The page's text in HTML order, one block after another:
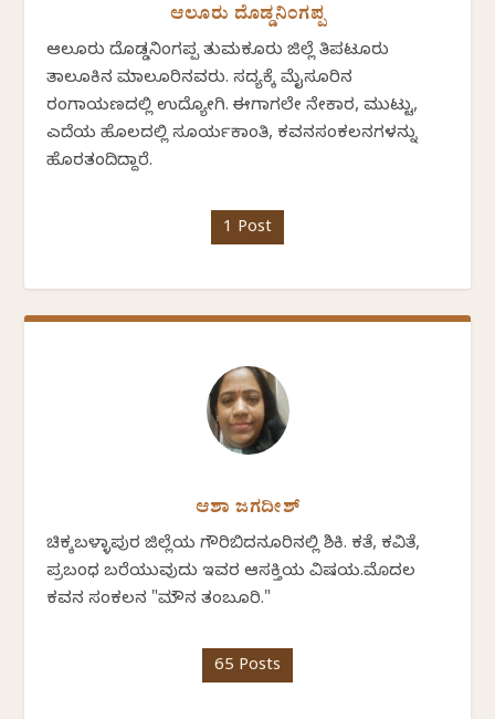
ಆಲೂರು ದೊಡ್ಡನಿಂಗಪ್ಪ
ಆಲೂರು ದೊಡ್ಡನಿಂಗಪ್ಪ ತುಮಕೂರು ಜಿಲ್ಲೆ ತಿಪಟೂರು
ತಾಲೂಕಿನ ಮಾಲೂರಿನವರು. ಸದ್ಯಕ್ಕೆ ಮೈಸೂರಿನ
ರಂಗಾಯಣದಲ್ಲಿ ಉದ್ಯೋಗಿ. ಈಗಾಗಲೇ ನೇಕಾರ, ಮುಟ್ಟು,
ಎದೆಯ ಹೊಲದಲ್ಲಿ ಸೂರ್ಯಕಾಂತಿ, ಕವನಸಂಕಲನಗಳನ್ನು
ಹೊರತಂದಿದ್ದಾರೆ.
1 Post
ಆಶಾ ಜಗದೀಶ್
ಚಿಕ್ಕಬಳ್ಳಾಪುರ ಜಿಲ್ಲೆಯ ಗೌರಿಬಿದನೂರಿನಲ್ಲಿ ಶಿಕ್ಷಕಿ. ಕತೆ, ಕವಿತೆ,
ಪ್ರಬಂಧ ಬರೆಯುವುದು ಇವರ ಆಸಕ್ತಿಯ ವಿಷಯ.ಮೊದಲ
ಕವನ ಸಂಕಲನ "ಮೌನ ತಂಬೂರಿ."
65 Posts